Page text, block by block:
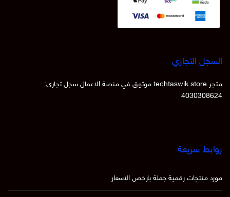
السجل التجاري
متجر techtaswik store موثوق في منصة الاعمال.سجل تجاري:
4030308624
روابط سريعة
مورد منتجات رقمية جملة بارخص الاسعار